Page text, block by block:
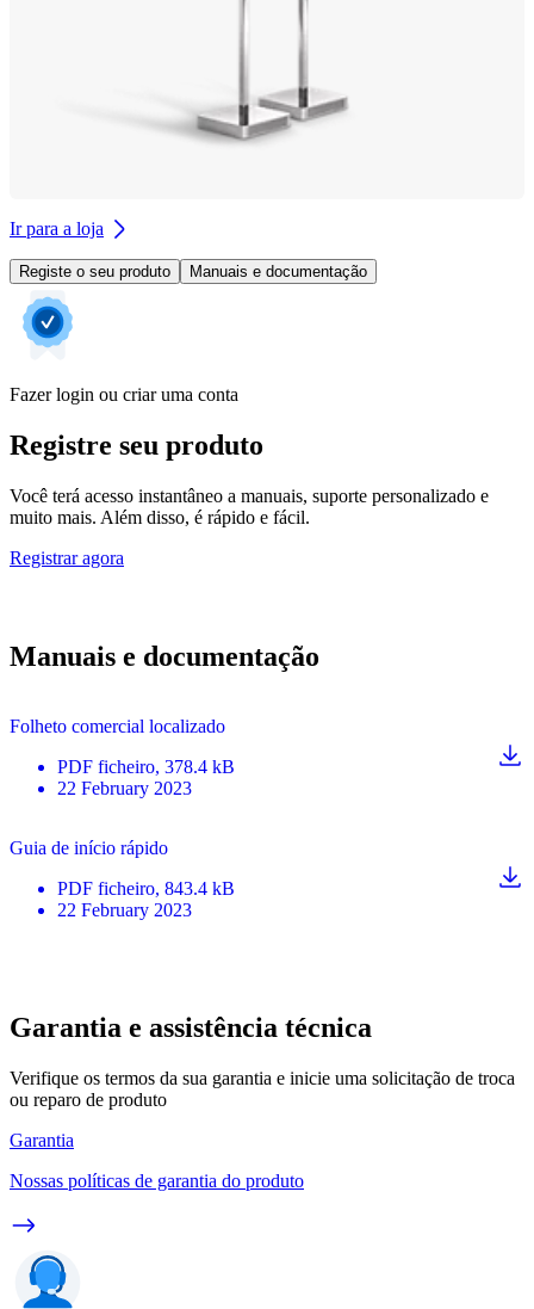
Ir para a loja
Registe o seu produto Manuais e documentação
Fazer login ou criar uma conta
Registre seu produto
Você terá acesso instantâneo a manuais, suporte personalizado e
muito mais. Além disso, é rápido e fácil.
Registrar agora
Manuais e documentação
Folheto comercial localizado
PDF ficheiro, 378.4 kB
22 February 2023
Guia de início rápido
PDF ficheiro, 843.4 kB
22 February 2023
Garantia e assistência técnica
Verifique os termos da sua garantia e inicie uma solicitação de troca
ou reparo de produto
Garantia
Nossas políticas de garantia do produto